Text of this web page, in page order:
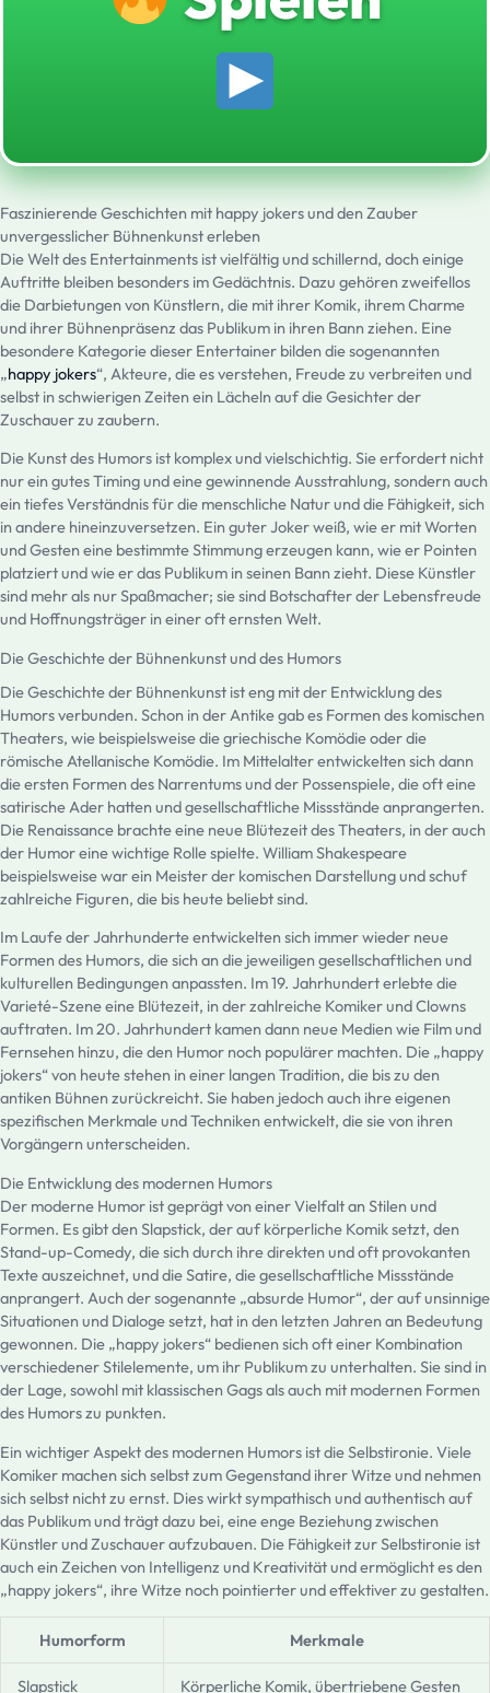
Faszinierende Geschichten mit happy jokers und den Zauber
unvergesslicher Bühnenkunst erleben
Die Welt des Entertainments ist vielfältig und schillernd, doch einige
Auftritte bleiben besonders im Gedächtnis. Dazu gehören zweifellos
die Darbietungen von Künstlern, die mit ihrer Komik, ihrem Charme
und ihrer Bühnenpräsenz das Publikum in ihren Bann ziehen. Eine
besondere Kategorie dieser Entertainer bilden die sogenannten
„happy jokers“, Akteure, die es verstehen, Freude zu verbreiten und
selbst in schwierigen Zeiten ein Lächeln auf die Gesichter der
Zuschauer zu zaubern.
Die Kunst des Humors ist komplex und vielschichtig. Sie erfordert nicht
nur ein gutes Timing und eine gewinnende Ausstrahlung, sondern auch
ein tiefes Verständnis für die menschliche Natur und die Fähigkeit, sich
in andere hineinzuversetzen. Ein guter Joker weiß, wie er mit Worten
und Gesten eine bestimmte Stimmung erzeugen kann, wie er Pointen
platziert und wie er das Publikum in seinen Bann zieht. Diese Künstler
sind mehr als nur Spaßmacher; sie sind Botschafter der Lebensfreude
und Hoffnungsträger in einer oft ernsten Welt.
Die Geschichte der Bühnenkunst und des Humors
Die Geschichte der Bühnenkunst ist eng mit der Entwicklung des
Humors verbunden. Schon in der Antike gab es Formen des komischen
Theaters, wie beispielsweise die griechische Komödie oder die
römische Atellanische Komödie. Im Mittelalter entwickelten sich dann
die ersten Formen des Narrentums und der Possenspiele, die oft eine
satirische Ader hatten und gesellschaftliche Missstände anprangerten.
Die Renaissance brachte eine neue Blütezeit des Theaters, in der auch
der Humor eine wichtige Rolle spielte. William Shakespeare
beispielsweise war ein Meister der komischen Darstellung und schuf
zahlreiche Figuren, die bis heute beliebt sind.
Im Laufe der Jahrhunderte entwickelten sich immer wieder neue
Formen des Humors, die sich an die jeweiligen gesellschaftlichen und
kulturellen Bedingungen anpassten. Im 19. Jahrhundert erlebte die
Varieté-Szene eine Blütezeit, in der zahlreiche Komiker und Clowns
auftraten. Im 20. Jahrhundert kamen dann neue Medien wie Film und
Fernsehen hinzu, die den Humor noch populärer machten. Die „happy
jokers“ von heute stehen in einer langen Tradition, die bis zu den
antiken Bühnen zurückreicht. Sie haben jedoch auch ihre eigenen
spezifischen Merkmale und Techniken entwickelt, die sie von ihren
Vorgängern unterscheiden.
Die Entwicklung des modernen Humors
Der moderne Humor ist geprägt von einer Vielfalt an Stilen und
Formen. Es gibt den Slapstick, der auf körperliche Komik setzt, den
Stand-up-Comedy, die sich durch ihre direkten und oft provokanten
Texte auszeichnet, und die Satire, die gesellschaftliche Missstände
anprangert. Auch der sogenannte „absurde Humor“, der auf unsinnige
Situationen und Dialoge setzt, hat in den letzten Jahren an Bedeutung
gewonnen. Die „happy jokers“ bedienen sich oft einer Kombination
verschiedener Stilelemente, um ihr Publikum zu unterhalten. Sie sind in
der Lage, sowohl mit klassischen Gags als auch mit modernen Formen
des Humors zu punkten.
Ein wichtiger Aspekt des modernen Humors ist die Selbstironie. Viele
Komiker machen sich selbst zum Gegenstand ihrer Witze und nehmen
sich selbst nicht zu ernst. Dies wirkt sympathisch und authentisch auf
das Publikum und trägt dazu bei, eine enge Beziehung zwischen
Künstler und Zuschauer aufzubauen. Die Fähigkeit zur Selbstironie ist
auch ein Zeichen von Intelligenz und Kreativität und ermöglicht es den
„happy jokers“, ihre Witze noch pointierter und effektiver zu gestalten.
Humorform Merkmale
Slapstick Körperliche Komik, übertriebene Gesten